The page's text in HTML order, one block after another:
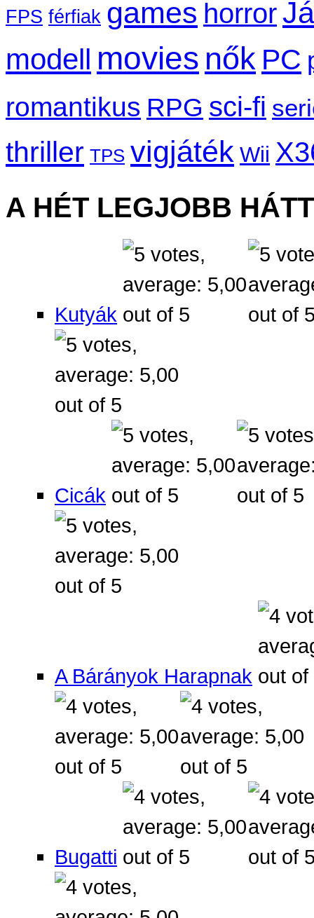
FPS férfiak games horror
modell movies nők PC
romantikus RPG sci-fi
thriller TPS vigjáték Wii
A HÉT LEGJOBB
Kutyák
Cicák
A Bárányok Harapnak
Bugatti